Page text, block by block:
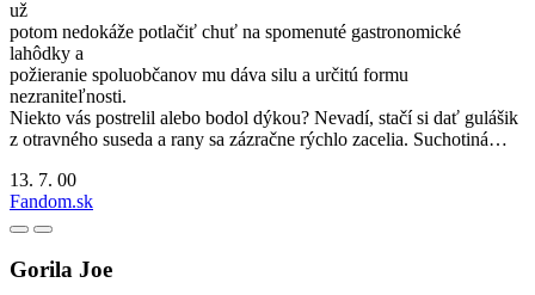
už
potom nedokáže potlačiť chuť na spomenuté gastronomické
lahôdky a
požieranie spoluobčanov mu dáva silu a určitú formu
nezraniteľnosti.
Niekto vás postrelil alebo bodol dýkou? Nevadí, stačí si dať gulášik
z otravného suseda a rany sa zázračne rýchlo zacelia. Suchotiná…
13. 7. 00
Fandom.sk
Gorila Joe